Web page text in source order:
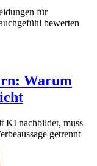
für
bewerten
Warum
KI nachbildet, muss
getrennt